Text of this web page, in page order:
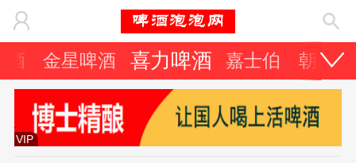
酒 金星啤酒 喜力啤酒 嘉士伯 朝日
VIP